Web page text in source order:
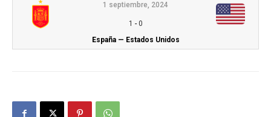
1 septiembre, 2024
1 - 0
España — Estados Unidos